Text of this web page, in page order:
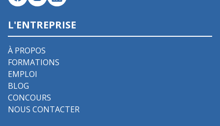
L'ENTREPRISE
À PROPOS
FORMATIONS
EMPLOI
BLOG
CONCOURS
NOUS CONTACTER